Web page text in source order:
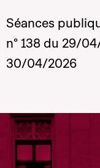
Séances
n° 138 du 29/
30/04/2026